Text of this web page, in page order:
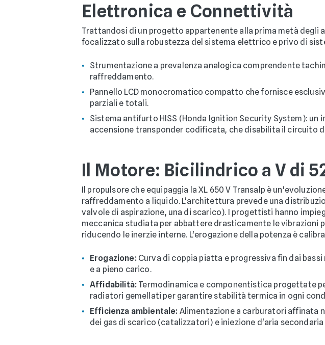
Elettronica e Connettività
Trattandosi di un progetto appartenente alla prima metà
focalizzato sulla robustezza del sistema elettrico e privo di
Strumentazione a prevalenza analogica comprendente
raffreddamento.
Pannello LCD monocromatico compatto che fornisce
parziali e totali.
Sistema antifurto HISS (Honda Ignition Security System):
accensione transponder codificata, che disabilita il circuito
Il Motore: Bicilindrico a V di
Il propulsore che equipaggia la XL 650 V Transalp è
raffreddamento a liquido. L'architettura prevede una
valvole di aspirazione, una di scarico). I progettisti hanno
meccanica studiata per abbattere drasticamente le vibrazioni
riducendo le inerzie interne. L'erogazione della potenza è
Erogazione:Curva di coppia piatta e progressiva fin dai
e a pieno carico.
Affidabilità: Termodinamica e componentistica progettate
radiatori gemellati per garantire stabilità termica in ogni
Efficienza ambientale: Alimentazione a carburatori affinata
dei gas di scarico (catalizzatori) e iniezione d'aria